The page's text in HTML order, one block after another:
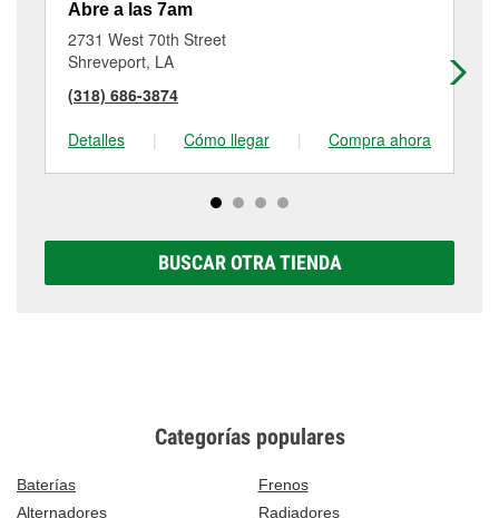
Abre a las 7am
2731 West 70th Street
Shreveport, LA
(318) 686-3874
Detalles
| Cómo llegar | Compra ahora
BUSCAR OTRA TIENDA
Categorías populares
Baterías
Frenos
Alternadores
Radiadores